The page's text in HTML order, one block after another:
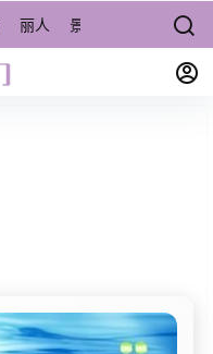
丽人 景点/周边游 宠物